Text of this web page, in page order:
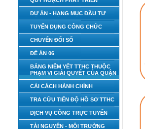
DỰ ÁN - HẠNG MỤC ĐẦU TƯ
TUYỂN DỤNG CÔNG CHỨC
CHUYỂN ĐỔI SỐ
ĐỀ ÁN 06
BẢNG NIÊM YẾT TTHC THUỘC
PHẠM VI GIẢI QUYẾT CỦA QUẬN
CẢI CÁCH HÀNH CHÍNH
TRA CỨU TIẾN ĐỘ HỒ SƠ TTHC
DỊCH VỤ CÔNG TRỰC TUYẾN
TÀI NGUYÊN - MÔI TRƯỜNG